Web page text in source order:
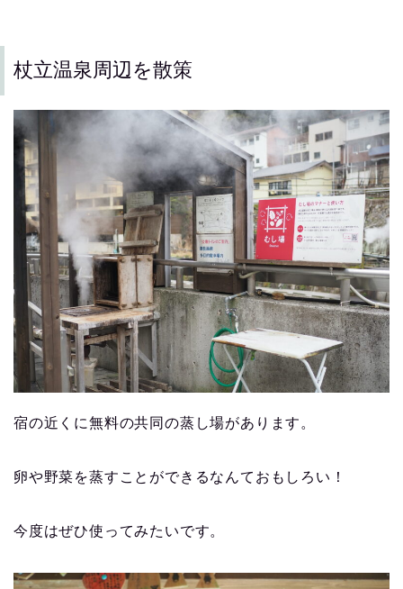
杖立温泉周辺を散策
宿の近くに無料の共同の蒸し場があります。
卵や野菜を蒸すことができるなんておもしろい！
今度はぜひ使ってみたいです。